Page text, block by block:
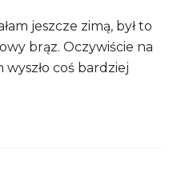
jeszcze zimą, był to
brąz. Oczywiście na
wyszło coś bardziej